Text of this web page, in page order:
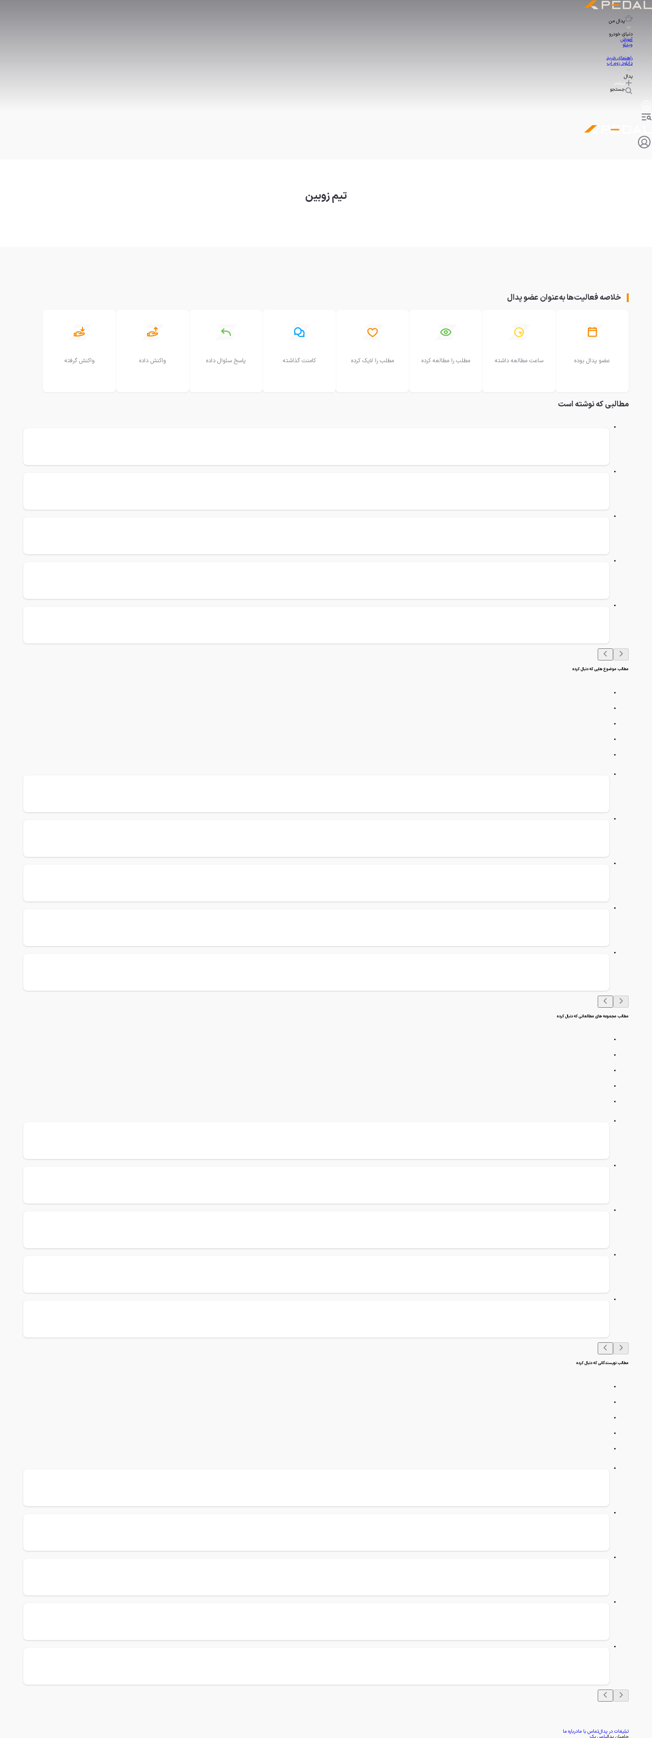
پدال من
دنیای خودرو
آموزش
ویدئو
راهنمای خرید
دانلود زوم اپ
پدال
بیشتر
جستجو
تیم زوبین
خلاصه فعالیت‌ها به‌عنوان عضو پدال
عضو پدال بوده ساعت مطالعه داشته مطلب را مطالعه کرده مطلب را لایک کرده کامنت گذاشته پاسخ سئوال داده واکنش داده واکنش گرفته
مطالبی که نوشته است
مطالب موضوع هایی که دنبال کرده
مطالب مجموعه های مطالعاتی که دنبال کرده
مطالب نویسندگانی که دنبال کرده
تبلیغات در پدالتماس با مادرباره ما